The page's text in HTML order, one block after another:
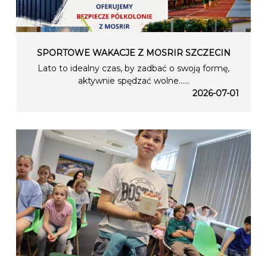
SPORTOWE WAKACJE Z MOSRIR SZCZECIN
Lato to idealny czas, by zadbać o swoją formę,
aktywnie spędzać wolne…...
2026-07-01